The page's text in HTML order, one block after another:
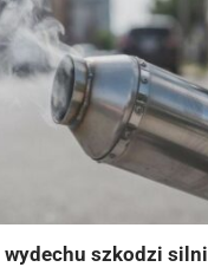
wydechu szkodzi